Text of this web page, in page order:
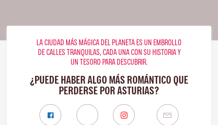
LA CIUDAD MÁS MÁGICA DEL PLANETA ES UN EMBROLLO
DE CALLES TRANQUILAS, CADA UNA CON SU HISTORIA Y
UN TESORO PARA DESCUBRIR.
¿PUEDE HABER ALGO MÁS ROMÁNTICO QUE
PERDERSE POR ASTURIAS?